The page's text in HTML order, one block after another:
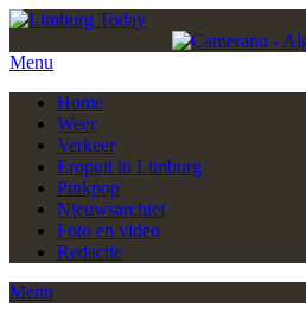
Menu
Home
Weer
Verkeer
Eropuit in Limburg
Pinkpop
Nieuwsarchief
Foto en video
Redactie
Menu